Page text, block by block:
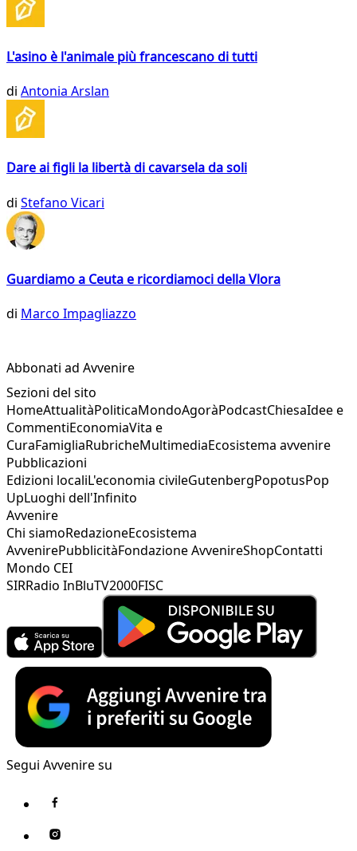
L'asino è l'animale più francescano di tutti
di Antonia Arslan
Dare ai figli la libertà di cavarsela da soli
di Stefano Vicari
Guardiamo a Ceuta e ricordiamoci della Vlora
di Marco Impagliazzo
Abbonati ad Avvenire
Sezioni del sito
HomeAttualitàPoliticaMondoAgoràPodcastChiesaIdee e
CommentiEconomiaVita e
CuraFamigliaRubricheMultimediaEcosistema avvenire
Pubblicazioni
Edizioni localiL'economia civileGutenbergPopotusPop
UpLuoghi dell'Infinito
Avvenire
Chi siamoRedazioneEcosistema
AvvenirePubblicitàFondazione AvvenireShopContatti
Mondo CEI
SIRRadio InBluTV2000FISC
Segui Avvenire su